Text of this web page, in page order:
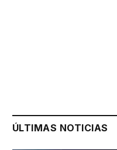
ÚLTIMAS NOTICIAS